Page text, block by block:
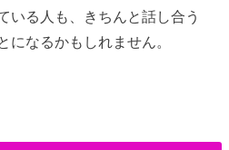
いる人も、きちんと話し合う
になるかもしれません。